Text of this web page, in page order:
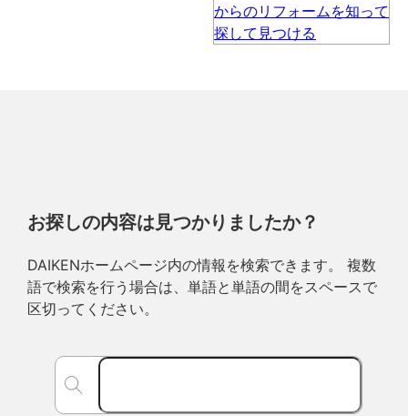
お探しの内容は見つかりましたか？
DAIKENホームページ内の情報を検索できます。 複数
語で検索を行う場合は、単語と単語の間をスペースで
区切ってください。